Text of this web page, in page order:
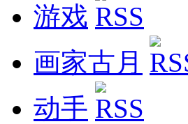
游戏
画家古月
动手